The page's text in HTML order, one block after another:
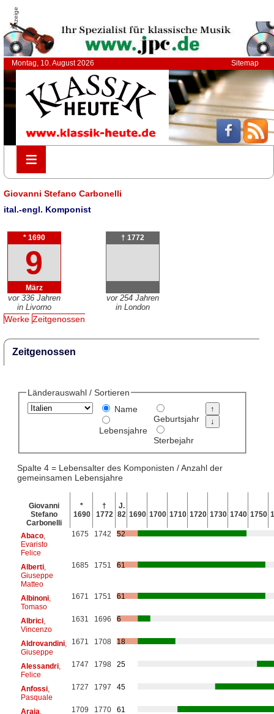
Anzeige
Montag, 10. August 2026 Sitemap
≡
≡
Giovanni Stefano Carbonelli
ital.-engl. Komponist
* 1690
9
März
vor 336 Jahren
in Livorno
† 1772
vor 254 Jahren
in London
Werke Zeitgenossen
Zeitgenossen
Länderauswahl / Sortieren
Name
Lebensjahre
Geburtsjahr
Sterbejahr
Spalte 4 = Lebensalter des Komponisten / Anzahl der
gemeinsamen Lebensjahre
Giovanni
Stefano
Carbonelli
*
1690
†
1772
J.
82 1690 1700 1710 1720 1730 1740 1750
Abaco,
Evaristo
Felice
1675 1742 52
Alberti,
Giuseppe
Matteo
1685 1751 61
Albinoni,
Tomaso
1671 1751 61
Albrici,
Vincenzo
1631 1696 6
Aldrovandini,
Giuseppe
1671 1708 18
Alessandri,
Felice
1747 1798 25
Anfossi,
Pasquale
1727 1797 45
Araia 1709 1770 61